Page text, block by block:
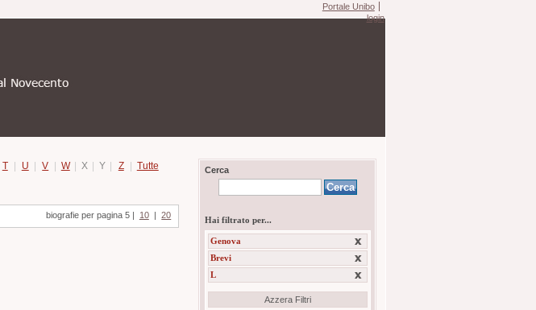
Portale Unibo
login
T | U | V | W | X | Y | Z | Tutte
biografie per pagina 5 10 20
Cerca
Hai filtrato per...
Genova
Brevi
L
Azzera Filtri